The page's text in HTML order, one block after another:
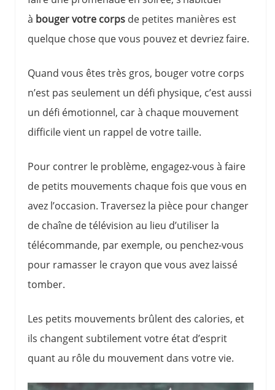
à bouger votre corps de petites manières est
quelque chose que vous pouvez et devriez faire.
Quand vous êtes très gros, bouger votre corps
n’est pas seulement un défi physique, c’est aussi
un défi émotionnel, car à chaque mouvement
difficile vient un rappel de votre taille.
Pour contrer le problème, engagez-vous à faire
de petits mouvements chaque fois que vous en
avez l’occasion. Traversez la pièce pour changer
de chaîne de télévision au lieu d’utiliser la
télécommande, par exemple, ou penchez-vous
pour ramasser le crayon que vous avez laissé
tomber.
Les petits mouvements brûlent des calories, et
ils changent subtilement votre état d’esprit
quant au rôle du mouvement dans votre vie.